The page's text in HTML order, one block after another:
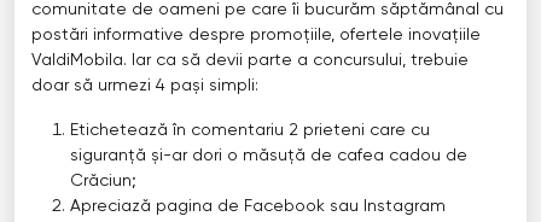
comunitate de oameni pe care îi bucurăm săptămânal cu
postări informative despre promoțiile, ofertele inovațiile
ValdiMobila. Iar ca să devii parte a concursului, trebuie
doar să urmezi 4 pași simpli:
Etichetează în comentariu 2 prieteni care cu
siguranță și-ar dori o măsuță de cafea cadou de
Crăciun;
Apreciază pagina de Facebook sau Instagram